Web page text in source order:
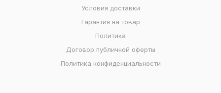
Условия доставки
Гарантия на товар
Политика
Договор публичной оферты
Политика конфиденциальности